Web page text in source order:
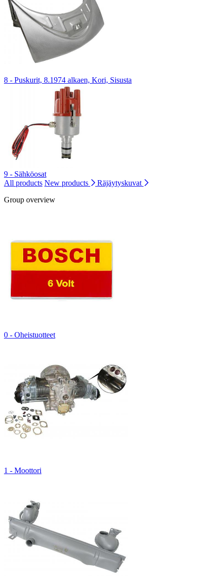
8 - Puskurit, 8.1974 alkaen, Kori, Sisusta
9 - Sähköosat
All products New products
Räjäytyskuvat
Group overview
0 - Oheistuotteet
1 - Moottori